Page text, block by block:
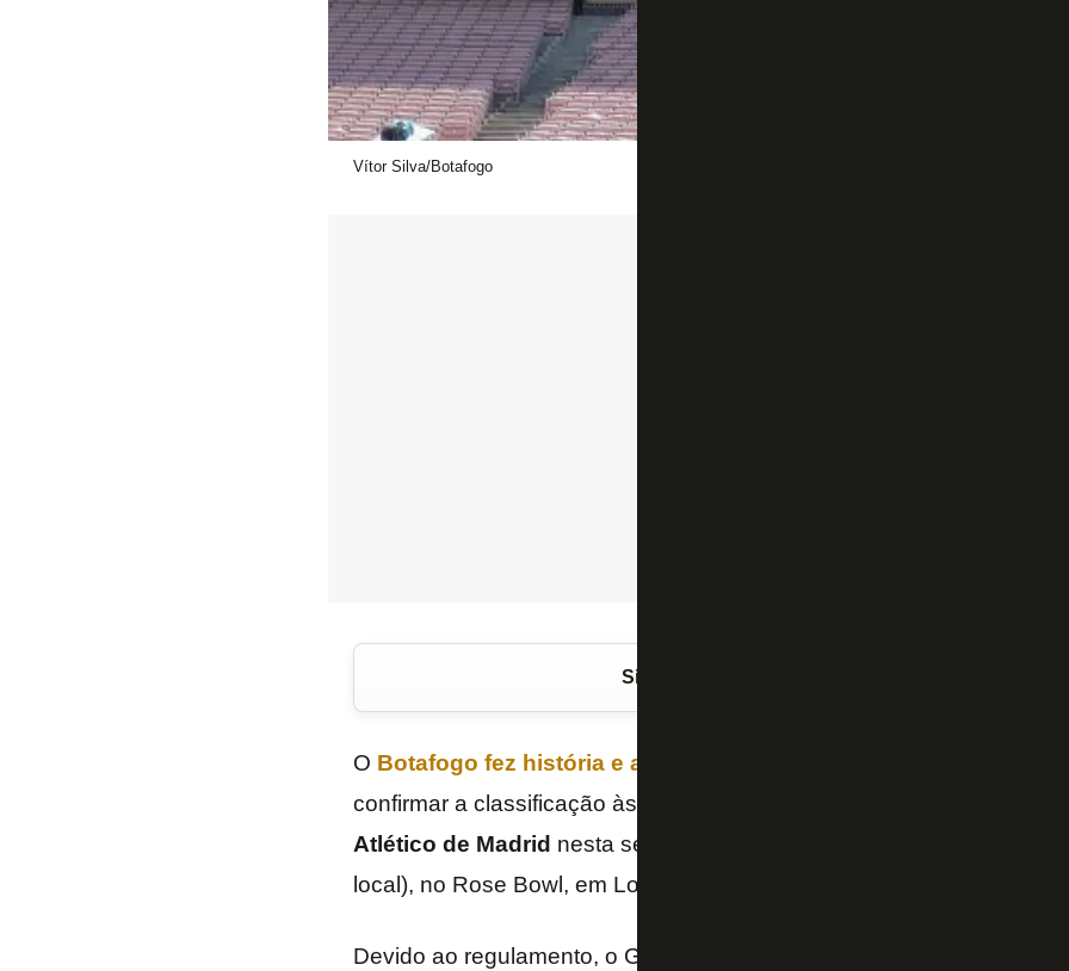
Vítor Silva/Botafogo
Siga o FogãoNET
O Botafogo fez história e assombrou o planeta ao vencer o PSG
confirmar a classificação às oitavas de final da
Atlético de Madrid nesta segunda-feira (23/6), às 16h (de Brasília,
local), no Rose Bowl, em Los Angeles (EUA).
Devido ao regulamento, o Glorioso tem a vantagem de poder perder